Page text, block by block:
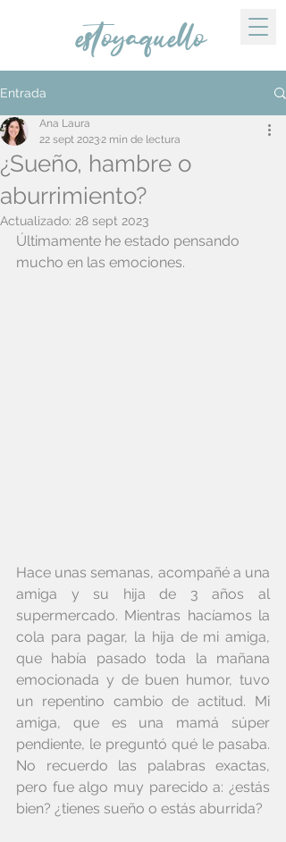
estoyaquello
Entrada
¿Sueño, hambre o
aburrimiento?
Ana Laura
22 sept 20232 min de lectura
Actualizado: 28 sept 2023
Últimamente he estado pensando
mucho en las emociones.
Hace unas semanas, acompañé a una
amiga y su hija de 3 años al
supermercado. Mientras hacíamos la
cola para pagar, la hija de mi amiga,
que había pasado toda la mañana
emocionada y de buen humor, tuvo
un repentino cambio de actitud. Mi
amiga, que es una mamá súper
pendiente, le preguntó qué le pasaba.
No recuerdo las palabras exactas,
pero fue algo muy parecido a: ¿estás
bien? ¿tienes sueño o estás aburrida?